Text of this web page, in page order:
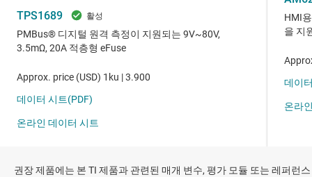
권장 제품에는 본 TI 제품과 관련된 매개 변수, 평가 모듈 또는 레퍼런스